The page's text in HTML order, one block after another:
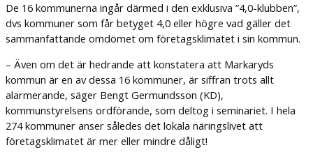
De 16 kommunerna ingår därmed i den exklusiva ”4,0-klubben”,
dvs kommuner som får betyget 4,0 eller högre vad gäller det
sammanfattande omdömet om företagsklimatet i sin kommun.
– Även om det är hedrande att konstatera att Markaryds
kommun är en av dessa 16 kommuner, är siffran trots allt
alarmerande, säger Bengt Germundsson (KD),
kommunstyrelsens ordförande, som deltog i seminariet. I hela
274 kommuner anser således det lokala näringslivet att
företagsklimatet är mer eller mindre dåligt!